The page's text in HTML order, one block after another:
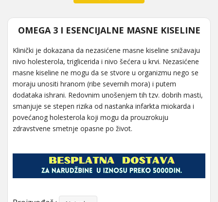
OMEGA 3 I ESENCIJALNE MASNE KISELINE
Klinički je dokazana da nezasićene masne kiseline snižavaju
nivo holesterola, triglicerida i nivo šećera u krvi. Nezasićene
masne kiseline ne mogu da se stvore u organizmu nego se
moraju unositi hranom (ribe severnih mora) i putem
dodataka ishrani. Redovnim unošenjem tih tzv. dobrih masti,
smanjuje se stepen rizika od nastanka infarkta miokarda i
povećanog holesterola koji mogu da prouzrokuju
zdravstvene smetnje opasne po život.